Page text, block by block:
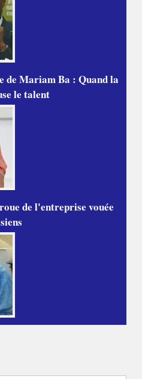
de Mariam Ba : Quand la
le talent
de l'entreprise vouée